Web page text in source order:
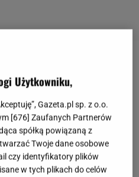
łebeczki"! Tak
gdy rodzice
grzybiarska została
co z grzybami
wpadł mi w oko post
Państwowych o -
grzybie. Czemu to
Użytkowniku,
Gazeta.pl sp. z o.o.
[676] Zaufanych Partnerów
spółką powiązaną z
Twoje dane osobowe
czy identyfikatory plików
w tych plikach do celów